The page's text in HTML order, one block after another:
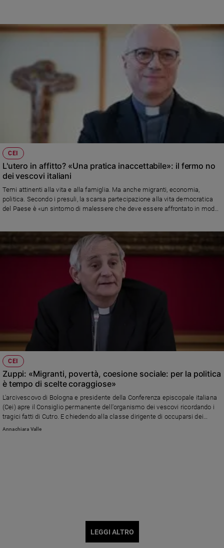
CEI
L'utero in affitto? «Una pratica inaccettabile»: il fermo no
dei vescovi italiani
Temi attinenti alla vita e alla famiglia. Ma anche migranti, economia,
politica. Secondo i presuli, la scarsa partecipazione alla vita democratica
del Paese è «un sintomo di malessere che deve essere affrontato in modo
conclusioni del Consiglio permanente della Conferenza episcopale italiana
CEI
Zuppi: «Migranti, povertà, coesione sociale: per la politica
è tempo di scelte coraggiose»
L'arcivescovo di Bologna e presidente della Conferenza episcopale italiana
(Cei) apre il Consiglio permanente dell'organismo dei vescovi ricordando i
tragici fatti di Cutro. E chiedendo alla classe dirigente di occuparsi dei
problemi del Paese
Annachiara Valle
LEGGI ALTRO